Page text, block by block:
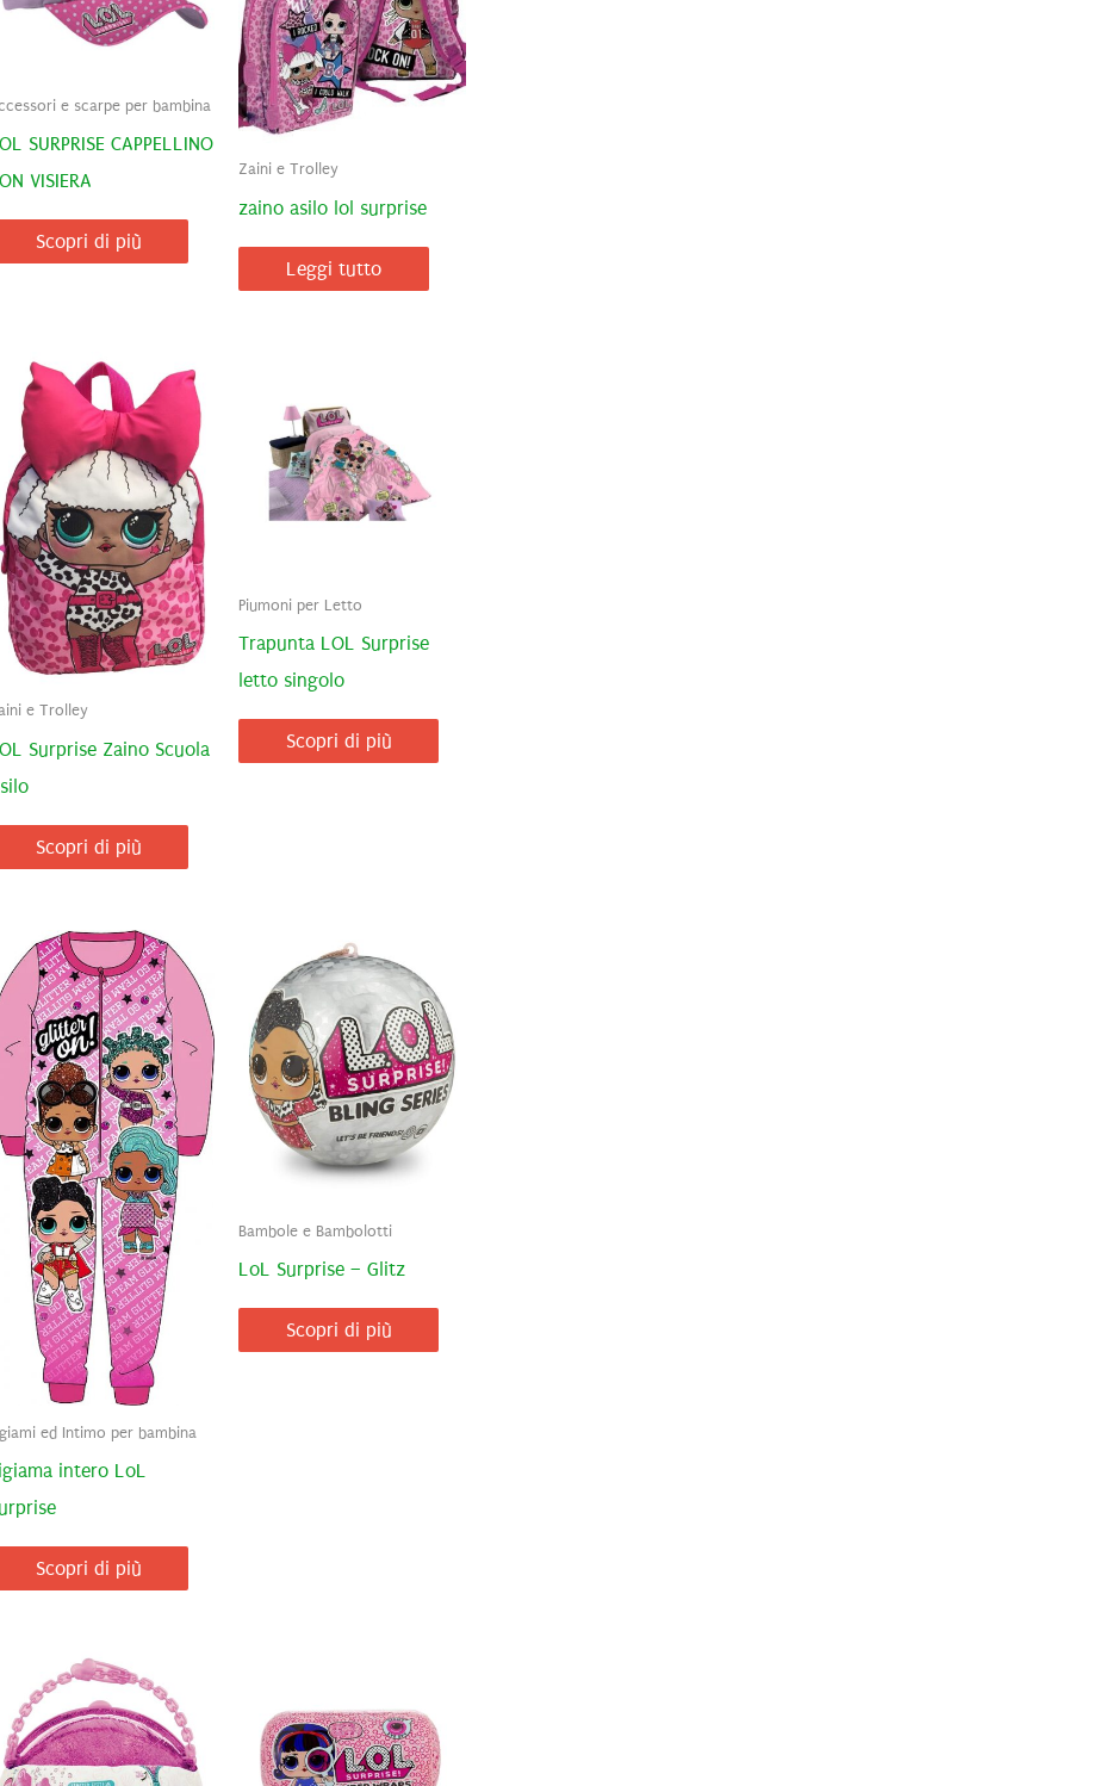
e scarpe per bambina
SURPRISE CAPPELLINO
VISIERA
Scopri di più
Zaini e Trolley
zaino asilo lol surprise
Leggi tutto
e Trolley
Surprise Zaino Scuola
Scopri di più
Piumoni per Letto
Trapunta LOL Surprise
letto singolo
Scopri di più
ed Intimo per bambina
intero LoL
Scopri di più
Bambole e Bambolotti
LoL Surprise – Glitz
Scopri di più